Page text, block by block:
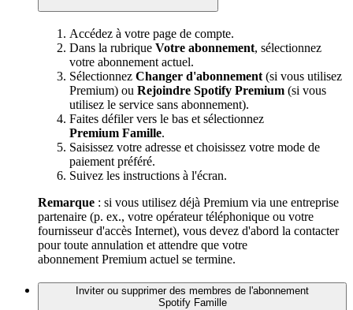
Accédez à votre page de compte.
Dans la rubrique Votre abonnement, sélectionnez
votre abonnement actuel.
Sélectionnez Changer d'abonnement (si vous utilisez
Premium) ou Rejoindre Spotify Premium (si vous
utilisez le service sans abonnement).
Faites défiler vers le bas et sélectionnez
Premium Famille.
Saisissez votre adresse et choisissez votre mode de
paiement préféré.
Suivez les instructions à l'écran.
Remarque : si vous utilisez déjà Premium via une entreprise
partenaire (p. ex., votre opérateur téléphonique ou votre
fournisseur d'accès Internet), vous devez d'abord la contacter
pour toute annulation et attendre que votre
abonnement Premium actuel se termine.
Inviter ou supprimer des membres de l'abonnement
Spotify Famille